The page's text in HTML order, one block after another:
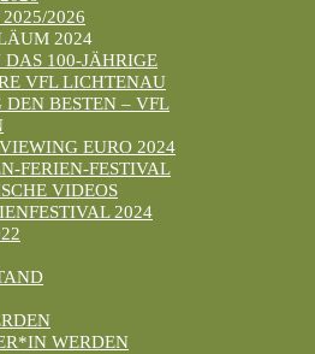
2026
2024
100-JÄHRIGE
VFL LICHTENAU
DEN BESTEN – VFL
EURO 2024
FERIEN-FESTIVAL
VIDEOS
2024
WERDEN